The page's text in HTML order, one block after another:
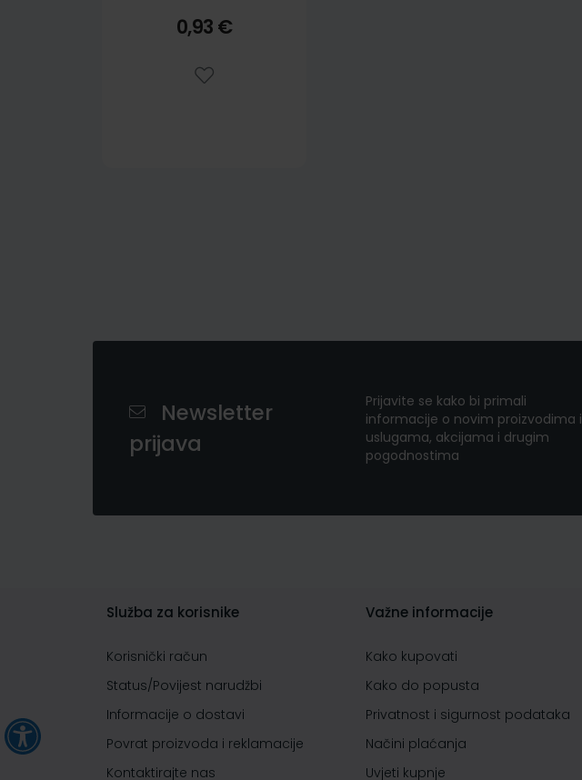
0,93 €
Newsletter
prijava
Prijavite se kako bi primali
informacije o novim proizvodima i
uslugama, akcijama i drugim
pogodnostima
Služba za korisnike
Korisnički račun
Status/Povijest narudžbi
Informacije o dostavi
Povrat proizvoda i reklamacije
Kontaktirajte nas
Važne informacije
Kako kupovati
Kako do popusta
Privatnost i sigurnost podataka
Načini plaćanja
Uvjeti kupnje